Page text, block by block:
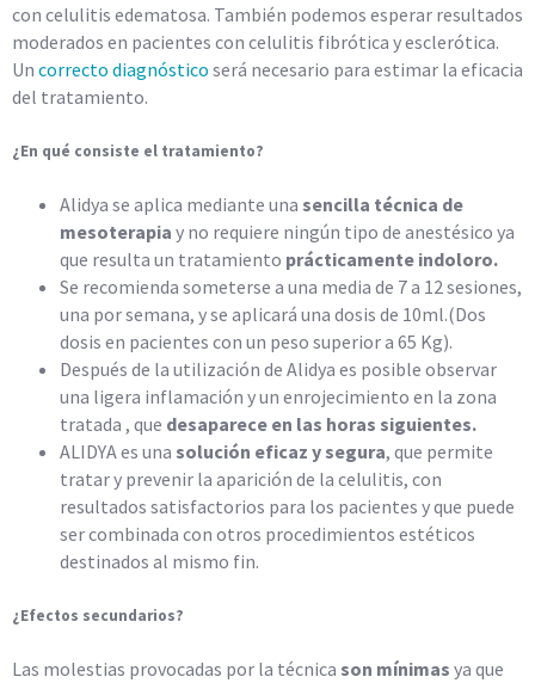
con celulitis edematosa. También podemos esperar resultados
moderados en pacientes con celulitis fibrótica y esclerótica.
Un correcto diagnóstico será necesario para estimar la eficacia
del tratamiento.
¿En qué consiste el tratamiento?
Alidya se aplica mediante una sencilla técnica de
mesoterapia y no requiere ningún tipo de anestésico ya
que resulta un tratamiento prácticamente indoloro.
Se recomienda someterse a una media de 7 a 12 sesiones,
una por semana, y se aplicará una dosis de 10ml.(Dos
dosis en pacientes con un peso superior a 65 Kg).
Después de la utilización de Alidya es posible observar
una ligera inflamación y un enrojecimiento en la zona
tratada , que desaparece en las horas siguientes.
ALIDYA es una solución eficaz y segura, que permite
tratar y prevenir la aparición de la celulitis, con
resultados satisfactorios para los pacientes y que puede
ser combinada con otros procedimientos estéticos
destinados al mismo fin.
¿Efectos secundarios?
Las molestias provocadas por la técnica son mínimas ya que